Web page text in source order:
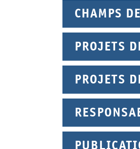
CHAMPS
PROJETS
PROJETS